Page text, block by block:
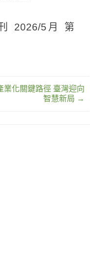
2026/5月 第
業化關鍵路徑 臺灣迎向
智慧新局 →